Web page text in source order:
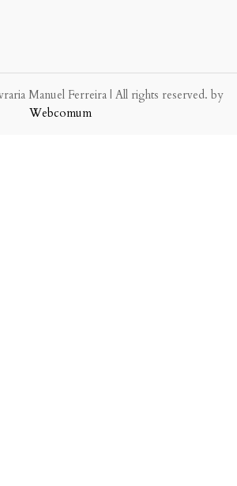
Manuel Ferreira | All rights reserved. by
Webcomum